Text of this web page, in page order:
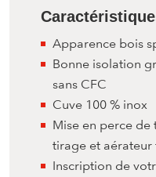
Apparence bois
Bonne isolation
sans CFC
Cuve 100 % inox
Mise en perce de
tirage et aérateur
Inscription de